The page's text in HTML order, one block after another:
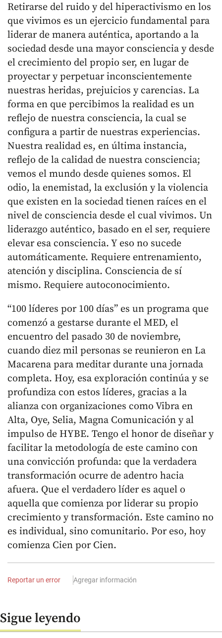
Retirarse del ruido y del hiperactivismo en los
que vivimos es un ejercicio fundamental para
liderar de manera auténtica, aportando a la
sociedad desde una mayor consciencia y desde
el crecimiento del propio ser, en lugar de
proyectar y perpetuar inconscientemente
nuestras heridas, prejuicios y carencias. La
forma en que percibimos la realidad es un
reflejo de nuestra consciencia, la cual se
configura a partir de nuestras experiencias.
Nuestra realidad es, en última instancia,
reflejo de la calidad de nuestra consciencia;
vemos el mundo desde quienes somos. El
odio, la enemistad, la exclusión y la violencia
que existen en la sociedad tienen raíces en el
nivel de consciencia desde el cual vivimos. Un
liderazgo auténtico, basado en el ser, requiere
elevar esa consciencia. Y eso no sucede
automáticamente. Requiere entrenamiento,
atención y disciplina. Consciencia de sí
mismo. Requiere autoconocimiento.
“100 líderes por 100 días” es un programa que
comenzó a gestarse durante el MED, el
encuentro del pasado 30 de noviembre,
cuando diez mil personas se reunieron en La
Macarena para meditar durante una jornada
completa. Hoy, esa exploración continúa y se
profundiza con estos líderes, gracias a la
alianza con organizaciones como Vibra en
Alta, Oye, Selia, Magna Comunicación y al
impulso de HYBE. Tengo el honor de diseñar y
facilitar la metodología de este camino con
una convicción profunda: que la verdadera
transformación ocurre de adentro hacia
afuera. Que el verdadero líder es aquel o
aquella que comienza por liderar su propio
crecimiento y transformación. Este camino no
es individual, sino comunitario. Por eso, hoy
comienza Cien por Cien.
Reportar un error Agregar información
Sigue leyendo